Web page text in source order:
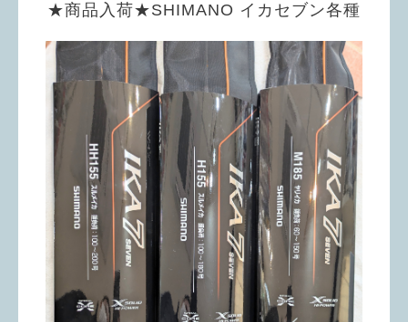
★商品入荷★SHIMANO イカセブン各種